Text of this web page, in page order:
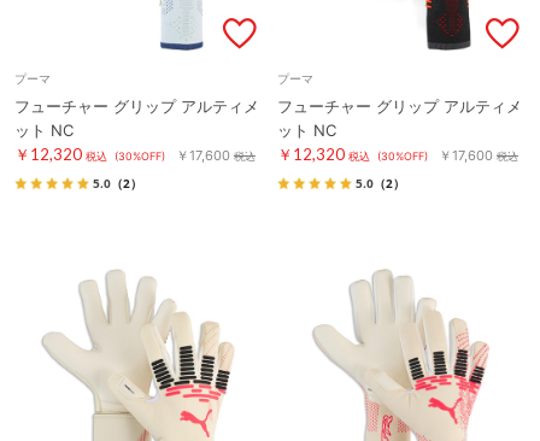
プーマ
フューチャー グリップ アルティメ
ット NC
￥12,320 税込 (30%OFF) ￥17,600 税込
5.0 （2）
プーマ
フューチャー グリップ アルティメ
ット NC
￥12,320 税込 (30%OFF) ￥17,600 税込
5.0 （2）